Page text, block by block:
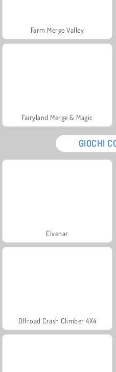
Farm Merge Valley
Fairyland Merge & Magic
GIOCHI
Elvenar
Offroad Crash Climber 4X4